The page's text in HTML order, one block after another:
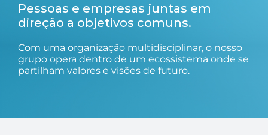
Benefícios Fiscais
IEFP
Pessoas e empresas juntas em
direção a objetivos comuns.
Com uma organização multidisciplinar, o nosso
grupo opera dentro de um ecossistema onde se
partilham valores e visões de futuro.